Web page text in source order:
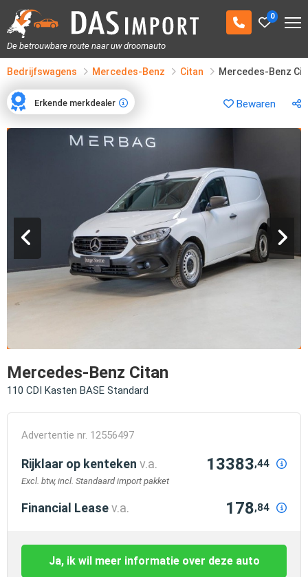
0
De betrouwbare route naar uw droomauto
Bedrijfswagens Mercedes-Benz Citan Mercedes-Benz
Bewaren
Erkende merkdealer
Erkende merkdealer
Mercedes-Benz Citan
110 CDI Kasten BASE Standard
Advertentie nr. 12556497
Rijklaar op kenteken v.a. 13383,44
Excl. btw, incl. Standaard import pakket
Financial Leasev.a. 178,84
Ja, ik wil meer informatie over deze auto